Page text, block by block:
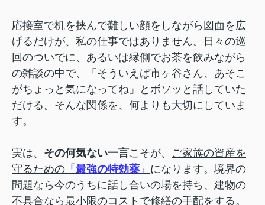
応接室で机を挟んで難しい顔をしながら図面を広
げるだけが、私の仕事ではありません。日々の巡
回のついでに、あるいは縁側でお茶を飲みながら
の雑談の中で、「そういえば市ヶ谷さん、あそこ
がちょっと気になってね」とボソッと話していた
だける。そんな関係を、何よりも大切にしていま
す。
実は、 その何気ない一言こそが、 ご家族の資産を
守るための 「最強の特効薬」 になります。境界の
問題なら今のうちに話し合いの場を持ち、建物の
不具合なら最小限のコストで修繕の手配をする。